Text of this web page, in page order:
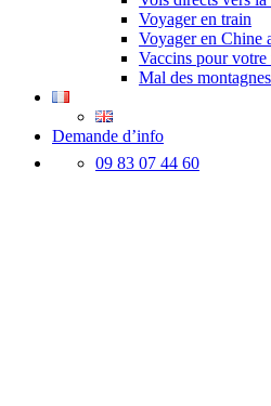
Voyager en train
Voyager en Chine
Vaccins pour
Mal des montagnes
Demande d’info
09 83 07 44 60